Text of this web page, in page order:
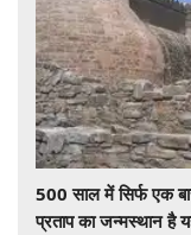
500 साल में सिर्फ एक
प्रताप का जन्मस्थान है